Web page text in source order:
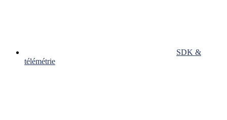
SDK &
télémétrie